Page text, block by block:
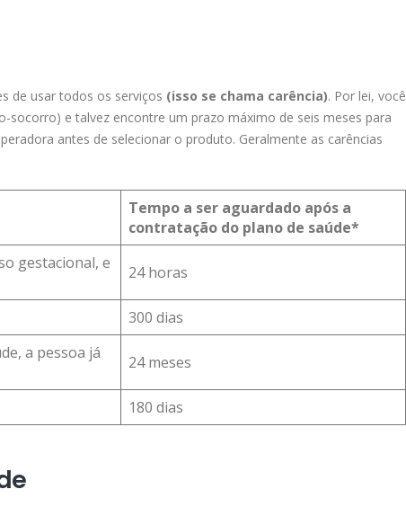
de usar todos os serviços (isso se chama carência). Por lei, você
socorro) e talvez encontre um prazo máximo de seis meses para
antes de selecionar o produto. Geralmente as carências
Tempo a ser aguardado após a
contratação do plano de saúde*
gestacional, e
24 horas
300 dias
a pessoa já
24 meses
180 dias